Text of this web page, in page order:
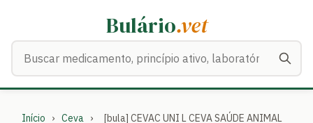
Bulário.vet
Início › Ceva ›
[bula] CEVAC UNI L CEVA SAÚDE ANIMAL